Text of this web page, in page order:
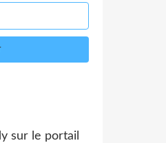
sur le portail